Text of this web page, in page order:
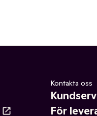
Kontakta oss
För